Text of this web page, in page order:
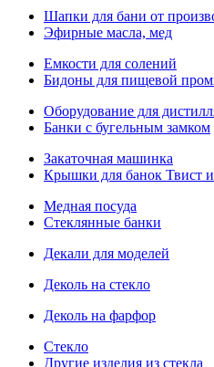
Шапки для бани от
Эфирные масла, мед
Емкости для солений
Бидоны для пищевой
Оборудование для
Банки с бугельным замком
Закаточная машинка
Крышки для банок Твист
Медная посуда
Стеклянные банки
Декали для моделей
Деколь на стекло
Деколь на фарфор
Стекло
Другие изделия из стекла